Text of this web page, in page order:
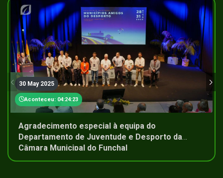
30 May 2025
Aconteceu: 04:24:23
Agradecimento especial à equipa do
Departamento de Juventude e Desporto da
Câmara Municipal do Funchal